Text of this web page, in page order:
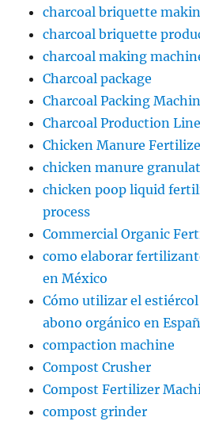
charcoal briquette
charcoal briquette
charcoal making
Charcoal package
Charcoal Packing
Charcoal Production Line
Chicken Manure
chicken manure
chicken poop liquid
process
Commercial Organic
como elaborar
en México
Cómo utilizar el
abono orgánico en
compaction machine
Compost Crusher
Compost Fertilizer
compost grinder